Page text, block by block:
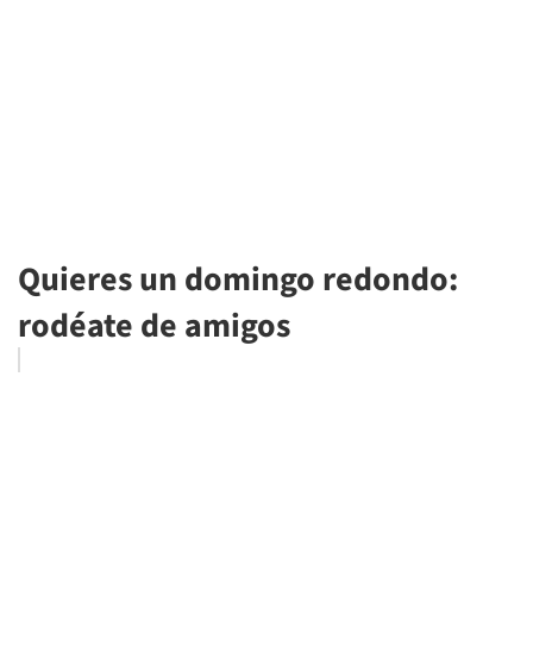
Quieres un domingo redondo:
rodéate de amigos